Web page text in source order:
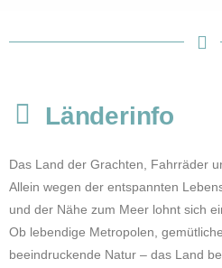
Länderinfo
Das Land der Grachten, Fahrräder
Allein wegen der entspannten
und der Nähe zum Meer lohnt sich
Ob lebendige Metropolen,
beeindruckende Natur – das Land